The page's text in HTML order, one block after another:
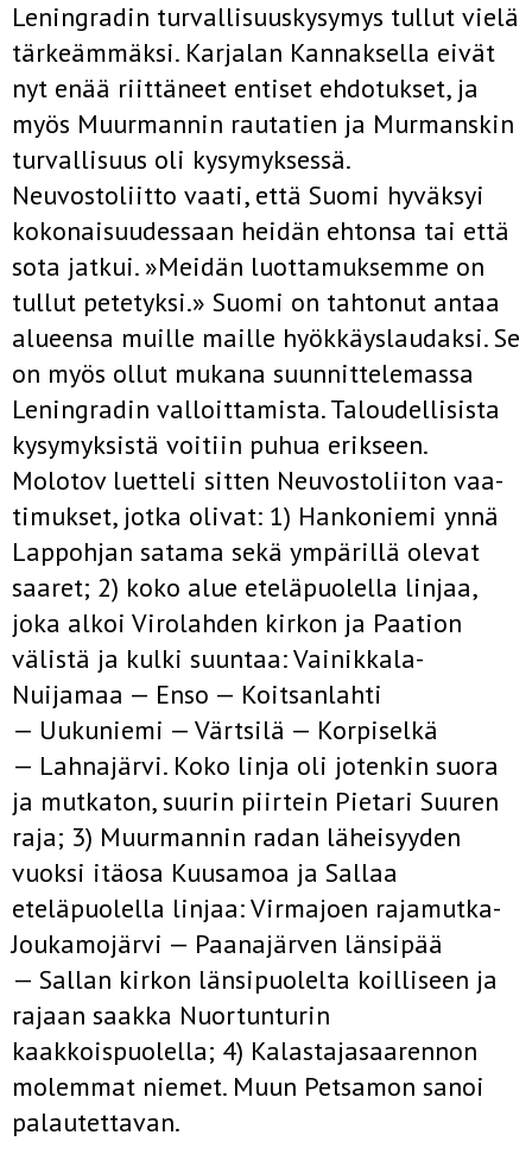
Leningradin turvalli­suuskysymys tullut vielä
tärkeämmäksi. Karjalan Kannaksella eivät
nyt enää riittäneet entiset ehdotukset, ja
myös Muurmannin rautatien ja Murmanskin
turvallisuus oli kysymyksessä.
Neuvostoliitto vaati, että Suomi hyväksyi
kokonaisuudessaan heidän ehtonsa tai että
sota jatkui. »Meidän luottamuksemme on
tullut petetyksi.» Suomi on tahtonut antaa
alueensa muille maille hyökkäyslaudaksi. Se
on myös ollut mukana suunnittelemassa
Leningradin valloittamista. Taloudellisista
kysymyk­sistä voitiin puhua erikseen.
Molotov luetteli sitten Neuvostoliiton vaa­
timukset, jotka olivat: 1) Hankoniemi ynnä
Lappohjan satama sekä ympärillä olevat
saaret; 2) koko alue eteläpuolella linjaa,
joka alkoi Virolahden kirkon ja Paation
välistä ja kulki suuntaa: Vainikkala­
Nuijamaa — Enso — Koitsanlahti
— Uukuniemi — Värtsilä — Korpi­selkä
— Lahnajärvi. Koko linja oli jotenkin suora
ja mutkaton, suurin piirtein Pietari Suuren
raja; 3) Muurmannin radan läheisyyden
vuoksi itäosa Kuusamoa ja Sallaa
eteläpuolella linjaa: Virmajoen rajamutka­
Joukamojärvi — Paanajärven länsipää
— Sallan kirkon länsipuolelta koilliseen ja
rajaan saakka Nuortunturin
kaakkoispuolella; 4) Kalas­tajasaarennon
molemmat niemet. Muun Petsamon sanoi
palautettavan.